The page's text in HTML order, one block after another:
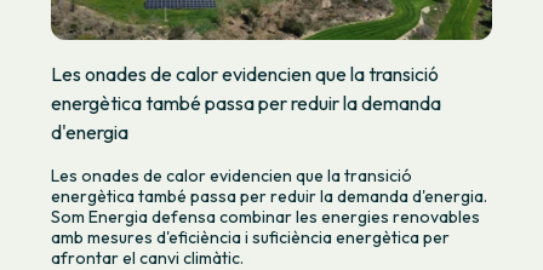
Les onades de calor evidencien que la transició
energètica també passa per reduir la demanda
d'energia
Les onades de calor evidencien que la transició
energètica també passa per reduir la demanda d'energia.
Som Energia defensa combinar les energies renovables
amb mesures d'eficiència i suficiència energètica per
afrontar el canvi climàtic.